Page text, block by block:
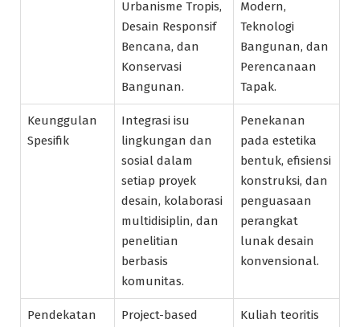
Urbanisme Tropis,
Desain Responsif
Bencana, dan
Konservasi
Bangunan.
Modern,
Teknologi
Bangunan, dan
Perencanaan
Tapak.
Keunggulan
Spesifik
Integrasi isu
lingkungan dan
sosial dalam
setiap proyek
desain, kolaborasi
multidisiplin, dan
penelitian
berbasis
komunitas.
Penekanan
pada estetika
bentuk, efisiensi
konstruksi, dan
penguasaan
perangkat
lunak desain
konvensional.
Pendekatan
Project-based
Kuliah teoritis